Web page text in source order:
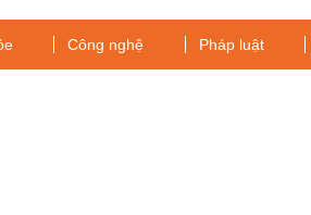
Công nghệ Pháp luật